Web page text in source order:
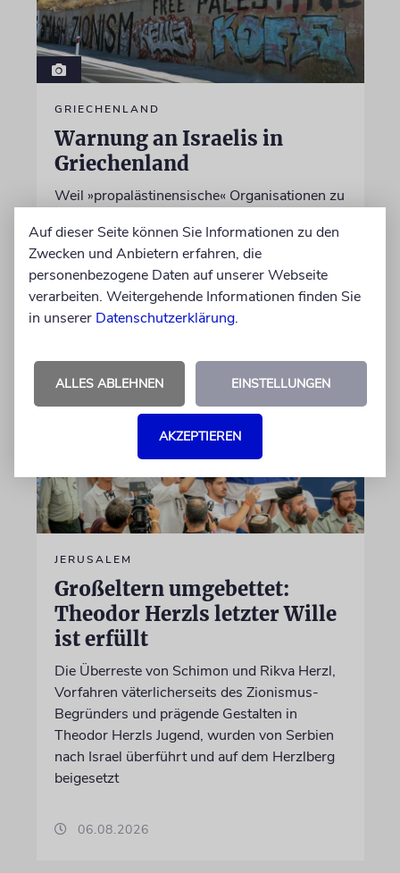
GRIECHENLAND
Warnung an Israelis in
Griechenland
Weil »propalästinensische« Organisationen zu
sollen sich Israelis bedeckt halten, warnt das
israelische Außenministerium
09.08.2026
JERUSALEM
Großeltern umgebettet:
Theodor Herzls letzter Wille
ist erfüllt
Die Überreste von Schimon und Rikva Herzl,
Vorfahren väterlicherseits des Zionismus-
Begründers und prägende Gestalten in
Theodor Herzls Jugend, wurden von Serbien
nach Israel überführt und auf dem Herzlberg
beigesetzt
06.08.2026
Auf dieser Seite können Sie Informationen zu den
Zwecken und Anbietern erfahren, die
personenbezogene Daten auf unserer Webseite
verarbeiten. Weitergehende Informationen finden Sie
in unserer Datenschutzerklärung.
ALLES ABLEHNEN EINSTELLUNGEN
AKZEPTIEREN